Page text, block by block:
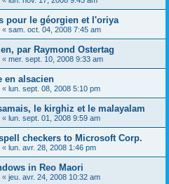
pour le géorgien et l'oriya
« sam. oct. 04, 2008 7:45 am
par Raymond Ostertag
« mer. sept. 10, 2008 9:33 am
en alsacien
« lun. sept. 08, 2008 5:10 pm
le kirghiz et le malayalam
« lun. sept. 01, 2008 9:59 am
checkers to Microsoft Corp.
« lun. avr. 28, 2008 1:46 pm
in Reo Maori
« jeu. avr. 24, 2008 10:32 am